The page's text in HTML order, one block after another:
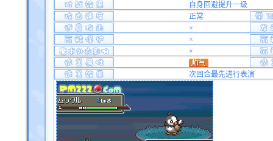
自身回避提升一级
正常
×
×
×
次回合最先进行表演